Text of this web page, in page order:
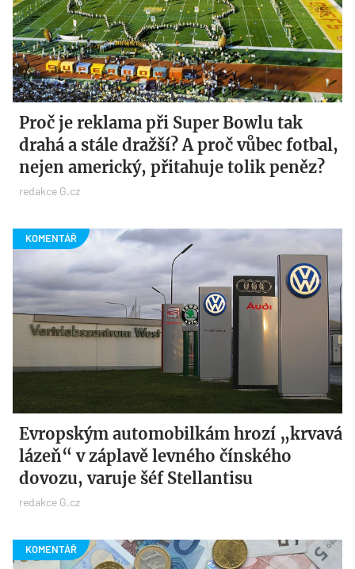
Proč je reklama při Super Bowlu tak
drahá a stále dražší? A proč vůbec fotbal,
nejen americký, přitahuje tolik peněz?
redakce G.cz
Evropským automobilkám hrozí „krvavá
lázeň“ v záplavě levného čínského
dovozu, varuje šéf Stellantisu
redakce G.cz